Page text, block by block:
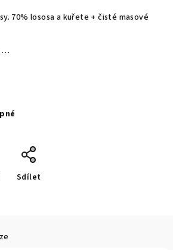
70% lososa a kuřete + čisté masové
Sdílet